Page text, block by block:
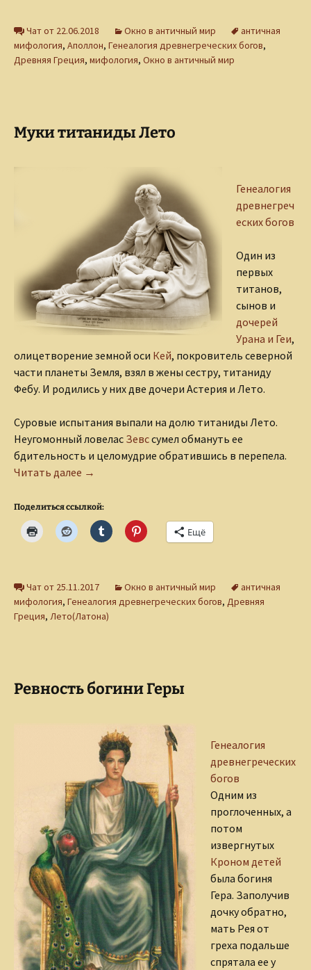
Чат от 22.06.2018 Окно в античный мир
античная
мифология, Аполлон, Генеалогия древнегреческих богов,
Древняя Греция, мифология, Окно в античный мир
Муки титаниды Лето
Генеалогия
древнегреч
еских богов
Один из
первых
титанов,
сынов и
дочерей
Урана и Геи,
олицетворение земной оси Кей, покровитель северной
части планеты Земля, взял в жены сестру, титаниду
Фебу. И родились у них две дочери Астерия и Лето.
Суровые испытания выпали на долю титаниды Лето.
Неугомонный ловелас Зевссумел обмануть ее
бдительность и целомудрие обратившись в перепела.
Читать далее Муки титаниды Лето
→
Поделиться ссылкой:
Ещё
Чат от 25.11.2017 Окно в античный мир
античная
мифология, Генеалогия древнегреческих богов, Древняя
Греция, Лето(Латона)
Ревность богини Геры
Генеалогия
древнегреческих
богов
Одним из
проглоченных, а
потом
извергнутых
Кроном детей
была богиня
Гера. Заполучив
дочку обратно,
мать Рея от
греха подальше
спрятала ее у